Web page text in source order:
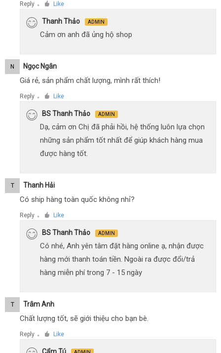
Reply ● Like
Thanh Thảo ADMIN
Cảm ơn anh đã ủng hộ shop
N Ngọc Ngân
Giá rẻ, sản phẩm chất lượng, mình rất thích!
Reply ● Like
BS Thanh Thảo ADMIN
Dạ, cảm ơn Chị đã phải hồi, hệ thống luôn lựa chọn
những sản phẩm tốt nhất để giúp khách hàng mua
được hàng tốt.
T Thanh Hải
Có ship hàng toàn quốc không nhỉ?
Reply ● Like
BS Thanh Thảo ADMIN
Có nhé, Anh yên tâm đặt hàng online ạ, nhận được
hàng mới thanh toán tiền. Ngoài ra được đổi/trả
hàng miễn phí trong 7 - 15 ngày
T Trâm Anh
Chất lượng tốt, sẽ giới thiệu cho bạn bè.
Reply ● Like